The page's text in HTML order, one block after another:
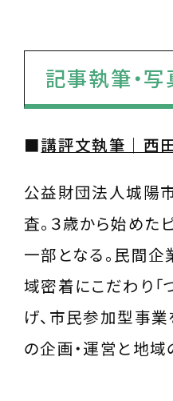
記事執筆・写
■講評文執筆｜西
公益財団法人城陽
査。３歳から始めた
一部となる。民間
域密着にこだわり「
げ、市民参加型事
の企画・運営と地